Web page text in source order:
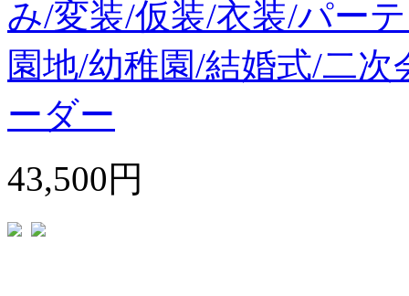
み/変装/仮装/衣装/パー
園地/幼稚園/結婚式/二
ーダー
43,500円